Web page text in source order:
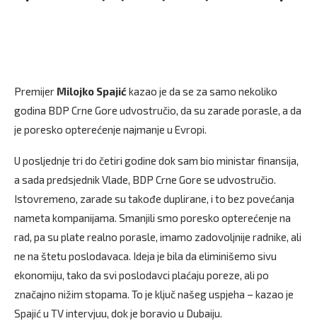
Premijer Milojko Spajić kazao je da se za samo nekoliko
godina BDP Crne Gore udvostručio, da su zarade porasle, a da
je poresko opterećenje najmanje u Evropi.
U posljednje tri do četiri godine dok sam bio ministar finansija,
a sada predsjednik Vlade, BDP Crne Gore se udvostručio.
Istovremeno, zarade su takođe duplirane, i to bez povećanja
nameta kompanijama. Smanjili smo poresko opterećenje na
rad, pa su plate realno porasle, imamo zadovoljnije radnike, ali
ne na štetu poslodavaca. Ideja je bila da eliminišemo sivu
ekonomiju, tako da svi poslodavci plaćaju poreze, ali po
značajno nižim stopama. To je ključ našeg uspjeha – kazao je
Spajić u TV intervjuu, dok je boravio u Dubaiju.